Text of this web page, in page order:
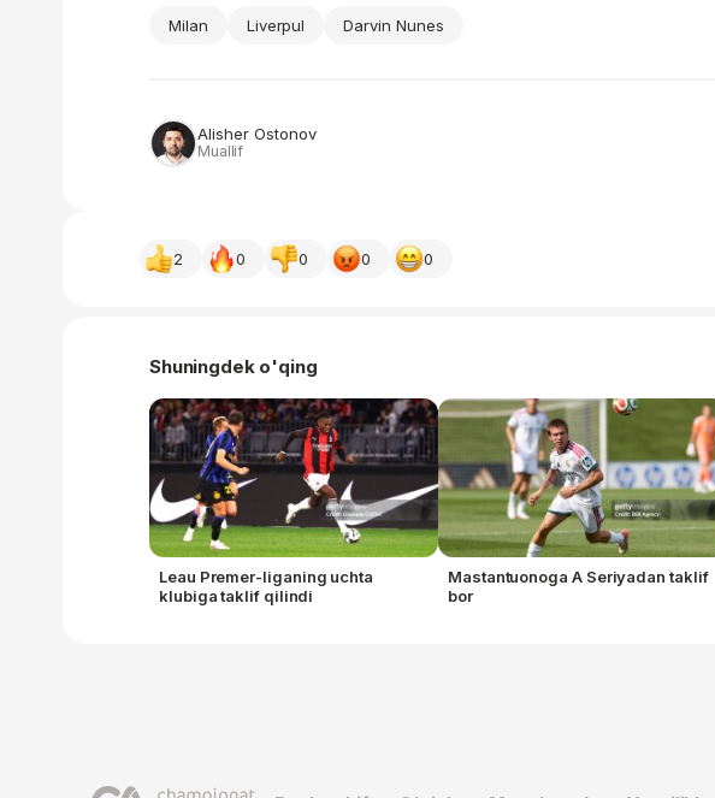
Milan Liverpul Darvin Nunes
Alisher Ostonov
Muallif
2 0 0 0 0
Shuningdek o'qing
Leau Premer-liganing uchta
klubiga taklif qilindi
Mastantuonoga A Seriyadan taklif
bor